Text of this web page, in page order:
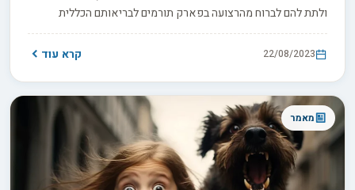
ולתת להם לברוח מהרצועה בפארק תורמים לבריאותם הכללית
ולרווחתם. אבל מה עם המוח שלהם? האם המרדף אחר מקלות
וההתרגשות של סנאים באמת מספקים את הצרכים הקוגניטיביים
שלהם? מעבר לתחום הפיזי, כלבים זקוקים גם לגירוי מנטלי.
22/08/2023 קרא עוד
מאמר